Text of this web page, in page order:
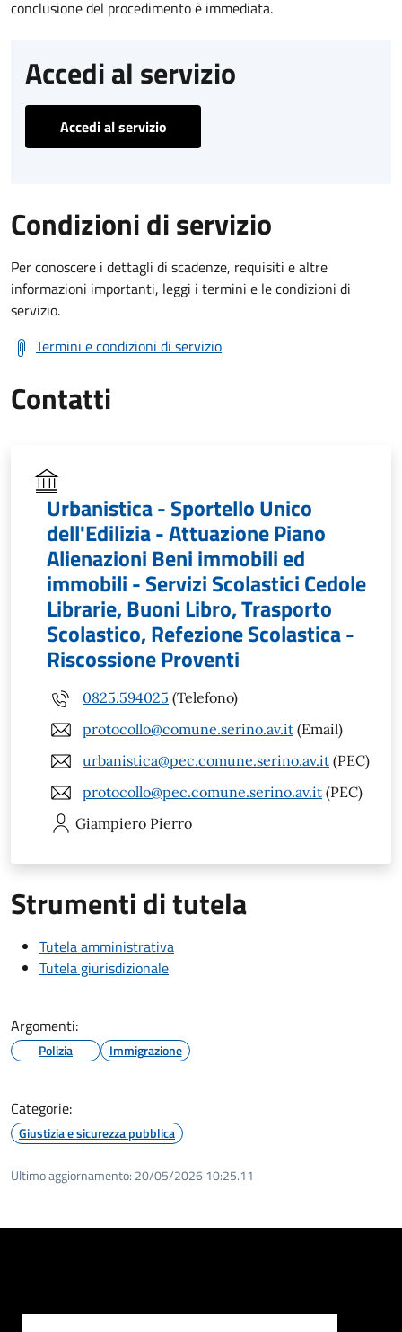
conclusione del procedimento è immediata.
Accedi al servizio
Accedi al servizio
Condizioni di servizio
Per conoscere i dettagli di scadenze, requisiti e altre
informazioni importanti, leggi i termini e le condizioni di
servizio.
Termini e condizioni di servizio
Contatti
Urbanistica - Sportello Unico
dell'Edilizia - Attuazione Piano
Alienazioni Beni immobili ed
immobili - Servizi Scolastici Cedole
Librarie, Buoni Libro, Trasporto
Scolastico, Refezione Scolastica -
Riscossione Proventi
0825.594025 (Telefono)
protocollo@comune.serino.av.it (Email)
urbanistica@pec.comune.serino.av.it (PEC)
protocollo@pec.comune.serino.av.it (PEC)
Giampiero Pierro
Strumenti di tutela
Tutela amministrativa
Tutela giurisdizionale
Argomenti:
Polizia Immigrazione
Categorie:
Giustizia e sicurezza pubblica
Ultimo aggiornamento: 20/05/2026 10:25.11